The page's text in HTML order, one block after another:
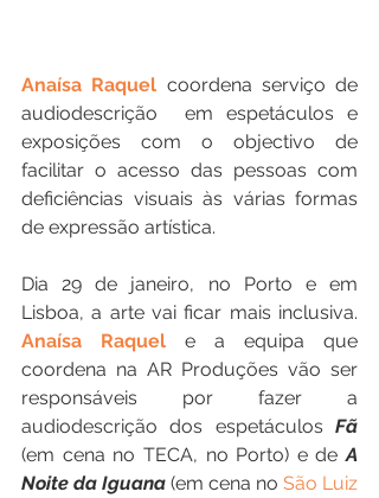
Anaísa Raquel coordena serviço de
audiodescrição  em espetáculos e
exposições com o objectivo de
facilitar o acesso das pessoas com
deficiências visuais às várias formas
de expressão artística.
Dia 29 de janeiro, no Porto e em
Anaísa Raquel e a equipa que
coordena na AR Produções vão ser
responsáveis por fazer a
audiodescrição dos espetáculos Fã
(em cena no TECA, no Porto) e de A
Noite da Iguana (em cena no São Luiz